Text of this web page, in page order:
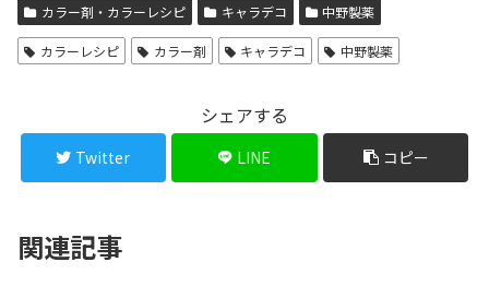
カラー剤・カラーレシピ キャラデコ 中野製薬
カラーレシピ カラー剤 キャラデコ 中野製薬
シェアする
Twitter LINE コピー
関連記事